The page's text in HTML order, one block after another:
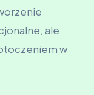
ale
w